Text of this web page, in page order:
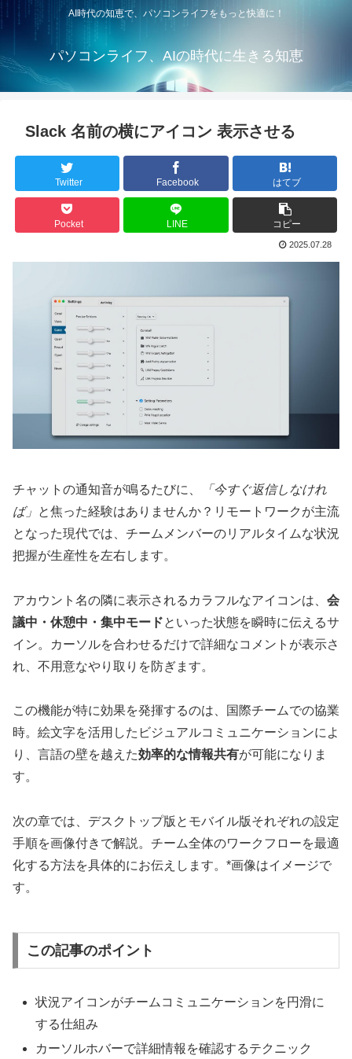
AI時代の知恵で、パソコンライフをもっと快適に！
パソコンライフ、AIの時代に生きる知恵
Slack 名前の横にアイコン 表示させる
Twitter Facebook はてブ
Pocket LINE コピー
2025.07.28
チャットの通知音が鳴るたびに、
「今すぐ返信しなけれ
ば」 と焦った経験はありませんか？リモートワークが主流
となった現代では、チームメンバーのリアルタイムな状況
把握が生産性を左右します。
アカウント名の隣に表示されるカラフルなアイコンは、 会
議中・休憩中・集中モードといった状態を瞬時に伝えるサ
イン。カーソルを合わせるだけで詳細なコメントが表示さ
れ、不用意なやり取りを防ぎます。
この機能が特に効果を発揮するのは、国際チームでの協業
時。絵文字を活用したビジュアルコミュニケーションによ
り、言語の壁を越えた効率的な情報共有が可能になりま
す。
次の章では、デスクトップ版とモバイル版それぞれの設定
手順を画像付きで解説。チーム全体のワークフローを最適
化する方法を具体的にお伝えします。*画像はイメージで
す。
この記事のポイント
状況アイコンがチームコミュニケーションを円滑に
する仕組み
カーソルホバーで詳細情報を確認するテクニック